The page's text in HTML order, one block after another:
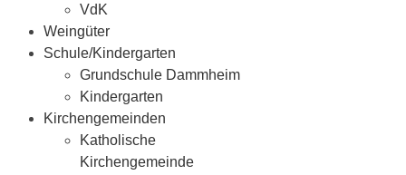
VdK
Weingüter
Schule/Kindergarten
Grundschule Dammheim
Kindergarten
Kirchengemeinden
Katholische
Kirchengemeinde